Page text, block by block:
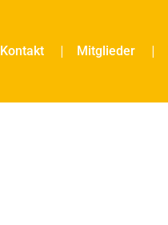
Kontakt Mitglieder